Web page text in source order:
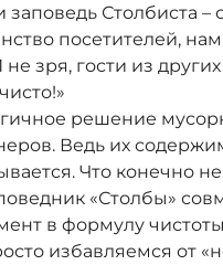
Столбиста –
посетителей,
зря, гости из
решение
Ведь их
Что конечно
«Столбы»
в формулу
избавляемся от